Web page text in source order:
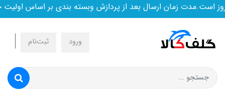
است.مدت زمان ارسال بعد از پردازش وبسته بندی بر اساس اولیت
ورود ثبت‌نام